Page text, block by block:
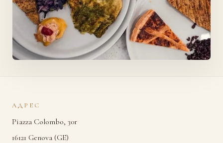
АДРЕС
Piazza Colombo, 30r
16121 Genova (GE)